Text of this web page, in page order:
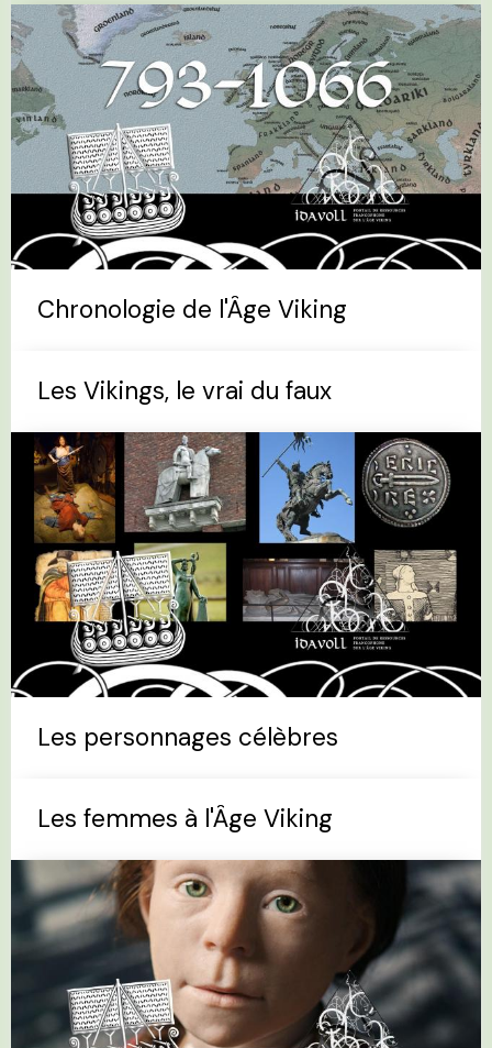
Chronologie de l'Âge Viking
Les Vikings, le vrai du faux
Les personnages célèbres
Les femmes à l'Âge Viking